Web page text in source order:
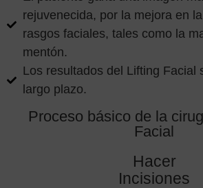
rejuvenecida, por la mejora en
rasgos faciales, tales como la
mentón.
Los resultados del Lifting Facial
largo plazo.
Proceso básico de la
Facial
Hacer
Incisiones